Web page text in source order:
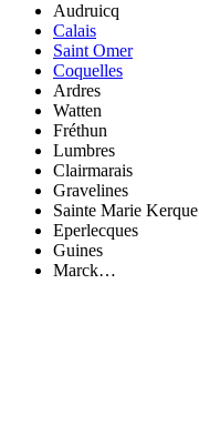
Audruicq
Calais
Saint Omer
Coquelles
Ardres
Watten
Fréthun
Lumbres
Clairmarais
Gravelines
Sainte Marie Kerque
Eperlecques
Guines
Marck…